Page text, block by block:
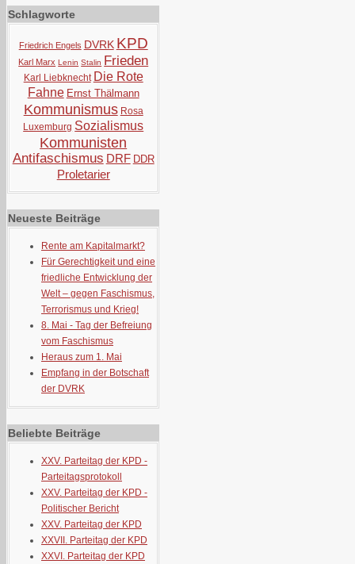
Schlagworte
Friedrich Engels DVRK KPD
Karl Marx Lenin Stalin Frieden
Karl Liebknecht Die Rote
Fahne Ernst Thälmann
Kommunismus Rosa
Luxemburg Sozialismus
Kommunisten
Antifaschismus DRF DDR
Proletarier
Neueste Beiträge
Rente am Kapitalmarkt?
Für Gerechtigkeit und eine
friedliche Entwicklung der
Welt – gegen Faschismus,
Terrorismus und Krieg!
8. Mai - Tag der Befreiung
vom Faschismus
Heraus zum 1. Mai
Empfang in der Botschaft
der DVRK
Beliebte Beiträge
XXV. Parteitag der KPD -
Parteitagsprotokoll
XXV. Parteitag der KPD -
Politischer Bericht
XXV. Parteitag der KPD
XXVII. Parteitag der KPD
XXVI. Parteitag der KPD